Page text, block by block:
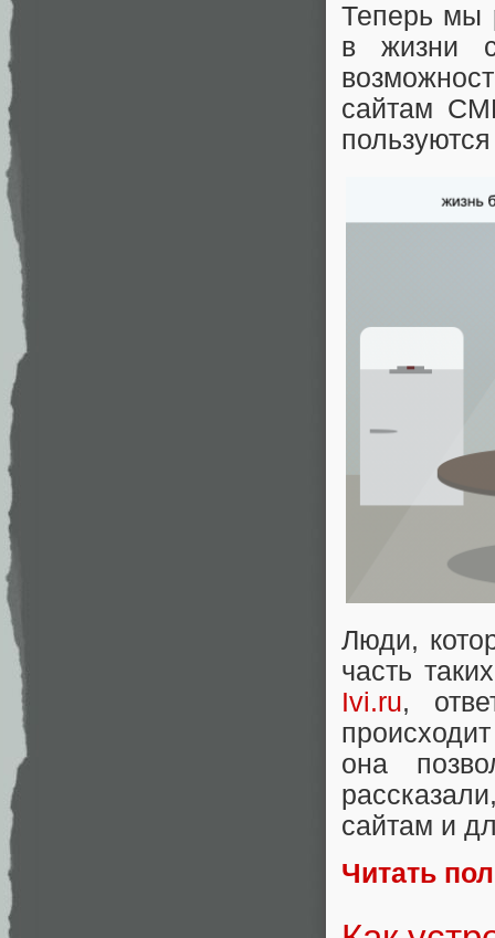
Теперь мы
в жизни
сайтам
Люди,
часть
Ivi.ru,
она
сайтам и
Читать